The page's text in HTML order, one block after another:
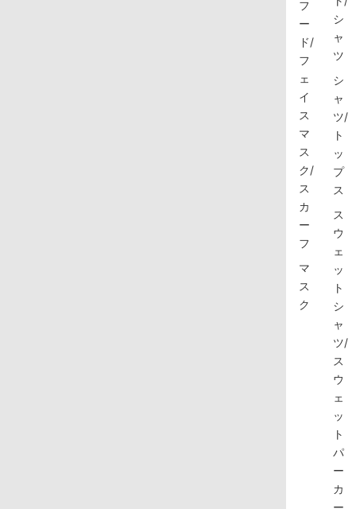
フ
ー
ド/
フ
ェ
イ
ス
マ
ス
ク/
ス
カ
ー
フ
マ
ス
ク
シ
ャ
ツ
シ
ャ
ツ/
ト
ッ
プ
ス
ス
ウ
ェ
ッ
ト
シ
ャ
ツ/
ス
ウ
ェ
ッ
ト
パ
ー
カ